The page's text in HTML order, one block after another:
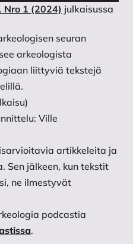
Nro 1 (2024) julkaisussa
seuran
arkeologista
liittyviä tekstejä
Ville
artikkeleita ja
Sen jälkeen, kun tekstit
ne ilmestyvät
podcastia
.